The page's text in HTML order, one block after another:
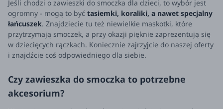
Jeśli chodzi o zawieszki do smoczka dla dzieci, to wybór jest
ogromny - mogą to być tasiemki, koraliki, a nawet specjalny
łańcuszek. Znajdziecie tu też niewielkie maskotki, które
przytrzymają smoczek, a przy okazji pięknie zaprezentują się
w dziecięcych rączkach. Koniecznie zajrzyjcie do naszej oferty
i znajdźcie coś odpowiedniego dla siebie.
Czy zawieszka do smoczka to potrzebne
akcesorium?